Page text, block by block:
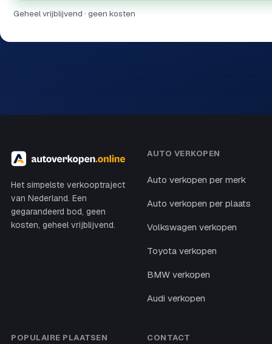
Geheel vrijblijvend · geen kosten
Het simpelste verkooptraject
van Nederland. Een
gegarandeerd bod, geen
kosten, geheel vrijblijvend.
AUTO VERKOPEN
Auto verkopen per merk
Auto verkopen per plaats
Volkswagen verkopen
Toyota verkopen
BMW verkopen
Audi verkopen
POPULAIRE PLAATSEN CONTACT